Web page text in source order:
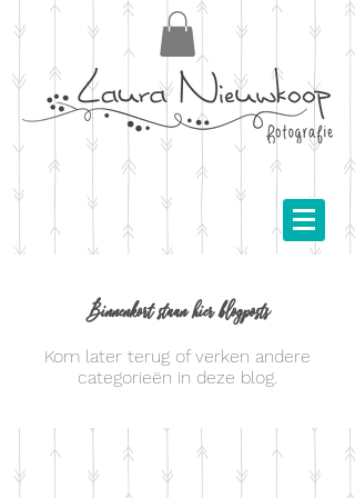
Binnenkort staan hier blogposts
Kom later terug of verken andere
categorieën in deze blog.